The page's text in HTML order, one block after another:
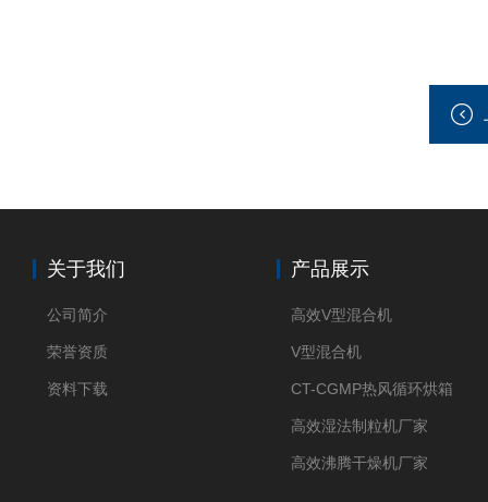
关于我们
公司简介
荣誉资质
资料下载
产品展示
高效V型混合机
V型混合机
CT-CGMP热风循环烘箱
高效湿法制粒机厂家
高效沸腾干燥机厂家